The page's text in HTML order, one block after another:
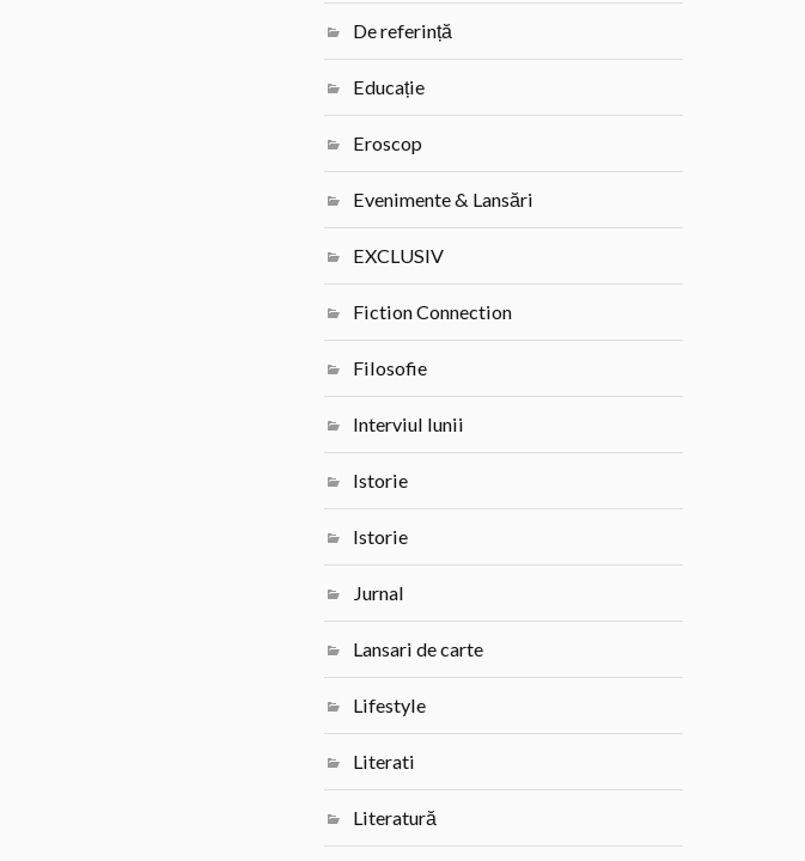
De referință
Educație
Eroscop
Evenimente & Lansări
EXCLUSIV
Fiction Connection
Filosofie
Interviul lunii
Istorie
Istorie
Jurnal
Lansari de carte
Lifestyle
Literati
Literatură